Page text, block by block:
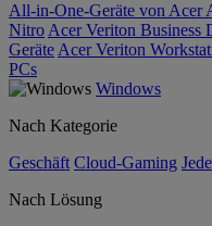
All-in-One-Geräte von Acer
Nitro Acer Veriton Business
Geräte Acer Veriton
PCs
Windows
Nach Kategorie
Geschäft Cloud-Gaming
Nach Lösung